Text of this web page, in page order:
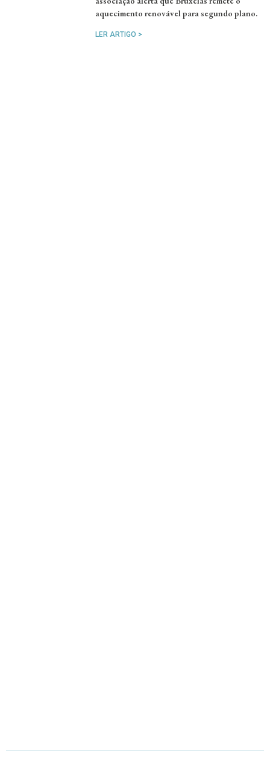
aquecimento renovável para segundo plano.
LER ARTIGO >